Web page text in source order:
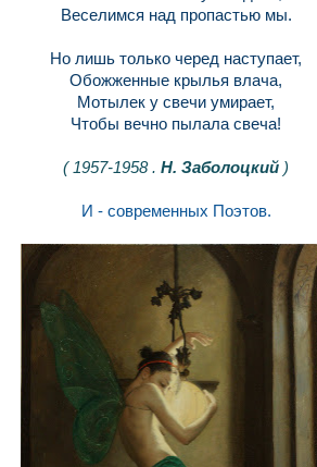
Веселимся над пропастью мы.
Но лишь только черед наступает,
Обожженные крылья влача,
Мотылек у свечи умирает,
Чтобы вечно пылала свеча!
( 1957-1958 . Н. Заболоцкий )
И - современных Поэтов.